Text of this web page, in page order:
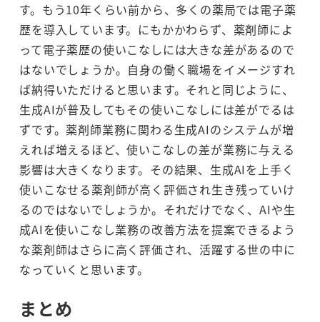
す。もう10年くらい前から、多くの薬局では電子薬
歴を導入しています。にもかかわらず、薬剤師によ
って電子薬歴の使いこなしには大きな差があるので
はないでしょうか。自身の働く職場をイメージすれ
ば納得いただけると思います。それと同じように、
生成AIが普及してもその使いこなしには差がでるは
ずです。薬剤師業務に関わる生成AIのシステムが増
えれば増えるほど、使いこなしの差が業務に与える
影響は大きくなります。その結果、生成AIを上手く
使いこなせる薬剤師が高く評価され生き残っていけ
るのではないでしょうか。それだけでなく、AIや生
成AIを使いこなし業務の改善方法を提案できるよう
な薬剤師はさらに高く評価され、活躍する世の中に
なっていくと思います。
まとめ